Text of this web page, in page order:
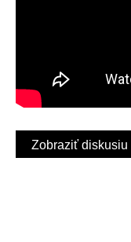
Zobraziť diskusiu